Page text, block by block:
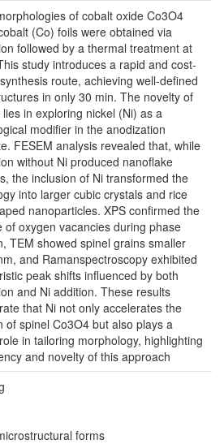
of cobalt oxide Co3O4
(Co) foils were obtained via
followed by a thermal treatment at
study introduces a rapid and cost-
route, achieving well-defined
in only 30 min. The novelty of
in exploring nickel (Ni) as a
modifier in the anodization
FESEM analysis revealed that, while
without Ni produced nanoflake
the inclusion of Ni transformed the
into larger cubic crystals and rice
nanoparticles. XPS confirmed the
of oxygen vacancies during phase
TEM showed spinel grains smaller
and Ramanspectroscopy exhibited
peak shifts influenced by both
and Ni addition. These results
that Ni not only accelerates the
of spinel Co3O4 but also plays a
in tailoring morphology, highlighting
and novelty of this approach
forms